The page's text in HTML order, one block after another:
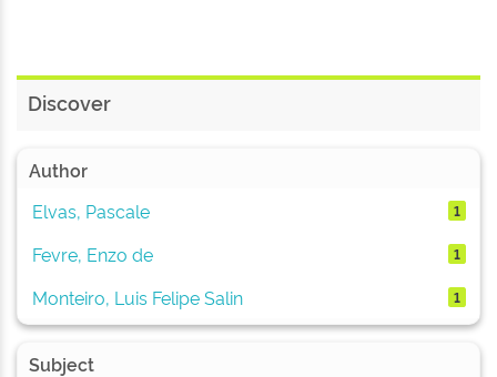
Discover
Author
Elvas, Pascale
1
Fevre, Enzo de 1
Monteiro, Luis Felipe Salin 1
Subject